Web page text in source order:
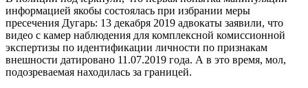
информацией якобы состоялась при избрании меры
пресечения Дугарь: 13 декабря 2019 адвокаты заявили, что
видео с камер наблюдения для комплексной комиссионной
экспертизы по идентификации личности по признакам
внешности датировано 11.07.2019 года. А в это время, мол,
подозреваемая находилась за границей.